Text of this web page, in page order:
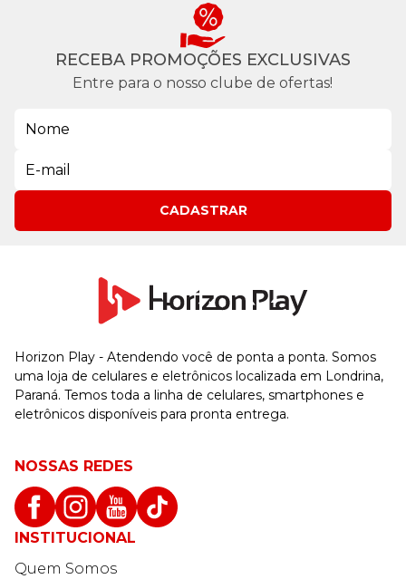
RECEBA PROMOÇÕES EXCLUSIVAS
Entre para o nosso clube de ofertas!
CADASTRAR
Horizon Play - Atendendo você de ponta a ponta. Somos
uma loja de celulares e eletrônicos localizada em Londrina,
Paraná. Temos toda a linha de celulares, smartphones e
eletrônicos disponíveis para pronta entrega.
NOSSAS REDES
INSTITUCIONAL
Quem Somos